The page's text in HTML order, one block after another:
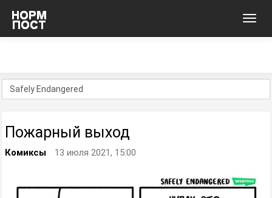
Пожарный выход
Комиксы 13 июля 2021, 15:00